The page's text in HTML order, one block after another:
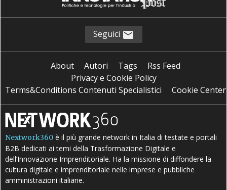
Seguici
About Autori Tags
Rss Feed
Privacy e Cookie Policy
Terms&Conditions Contenuti Specialistici
Cookie Center
Nextwork360 è il più grande network in Italia di testate e portali
B2B dedicati ai temi della Trasformazione Digitale e
dell’Innovazione Imprenditoriale. Ha la missione di diffondere la
cultura digitale e imprenditoriale nelle imprese e pubbliche
amministrazioni italiane.